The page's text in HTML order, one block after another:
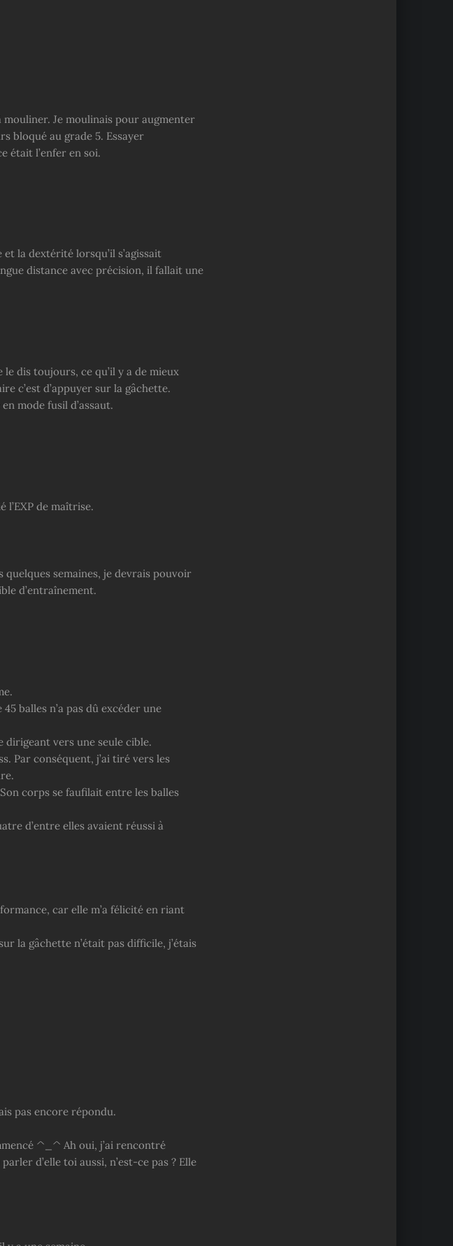
mouliner. Je moulinais pour augmenter
bloqué au grade 5. Essayer
était l’enfer en soi.
la dextérité lorsqu’il s’agissait
distance avec précision, il fallait une
le dis toujours, ce qu’il y a de mieux
c’est d’appuyer sur la gâchette.
mode fusil d’assaut.
l’EXP de maîtrise.
quelques semaines, je devrais pouvoir
d’entraînement.
balles n’a pas dû excéder une
dirigeant vers une seule cible.
Par conséquent, j’ai tiré vers les
corps se faufilait entre les balles
d’entre elles avaient réussi à
car elle m’a félicité en riant
la gâchette n’était pas difficile, j’étais
pas encore répondu.
^_^ Ah oui, j’ai rencontré
d’elle toi aussi, n’est-ce pas ? Elle